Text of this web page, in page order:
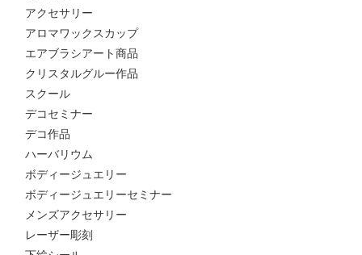
アクセサリー
アロマワックスカップ
エアブラシアート商品
クリスタルグルー作品
スクール
デコセミナー
デコ作品
ハーバリウム
ボディージュエリー
ボディージュエリーセミナー
メンズアクセサリー
レーザー彫刻